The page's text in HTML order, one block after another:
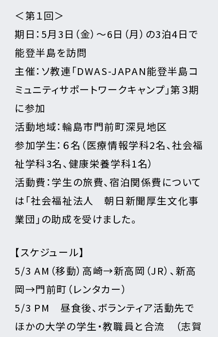
＜第１回＞
期日：5月3日（金）～6日（月）の3泊4日で
能登半島を訪問
主催：ソ教連「DWAS-JAPAN能登半島コ
ミュニティサポートワークキャンプ」第３期
に参加
活動地域：輪島市門前町深見地区
参加学生：６名（医療情報学科2名、社会福
祉学科3名、健康栄養学科1名）
活動費：学生の旅費、宿泊関係費について
は「社会福祉法人 朝日新聞厚生文化事
業団」の助成を受けました。
【スケジュール】
5/3 AM（移動）高崎→新高岡（JR）、新高
岡→門前町（レンタカー）
5/3 PM 昼食後、ボランティア活動先で
ほかの大学の学生・教職員と合流 （志賀